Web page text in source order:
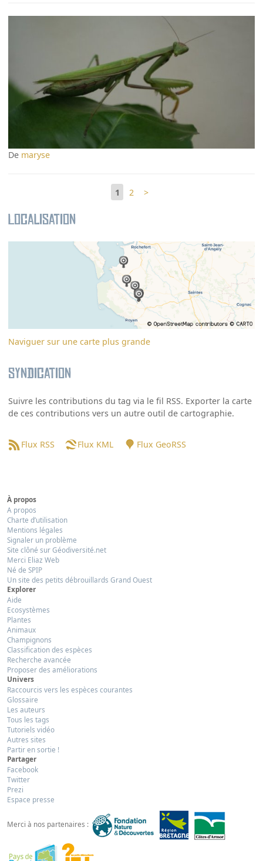
De maryse
1 2 >
Localisation
Naviguer sur une carte plus grande
Syndication
Suivre les contributions du tag via le fil RSS. Exporter la carte
de ces contributions vers un autre outil de cartographie.
Flux RSS Flux KML Flux GeoRSS
À propos
A propos
Charte d’utilisation
Mentions légales
Signaler un problème
Site clôné sur Géodiversité.net
Merci Eliaz Web
Né de SPIP
Un site des petits débrouillards Grand Ouest
Explorer
Aide
Ecosystèmes
Plantes
Animaux
Champignons
Classification des espèces
Recherche avancée
Proposer des améliorations
Univers
Raccourcis vers les espèces courantes
Glossaire
Les auteurs
Tous les tags
Tutoriels vidéo
Autres sites
Partir en sortie !
Partager
Facebook
Twitter
Prezi
Espace presse
Merci à nos partenaires :